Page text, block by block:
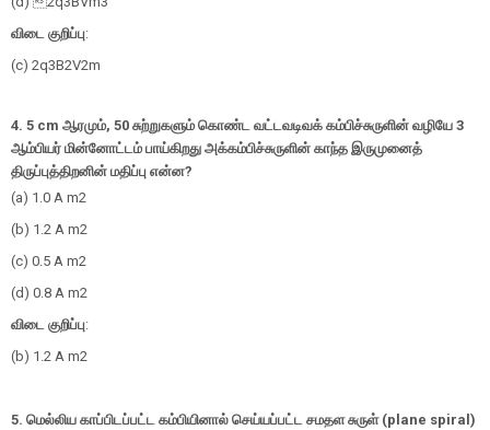
விடை குறிப்பு:
(c) 2q3B2V2m
4. 5 cm ஆரமும், 50 சுற்றுகளும் கொண்ட வட்டவடிவக் கம்பிச்சுருளின் வழியே 3
ஆம்பியர் மின்னோட்டம் பாய்கிறது அக்கம்பிச்சுருளின் காந்த இருமுனைத்
திருப்புத்திறனின் மதிப்பு என்ன?
(a) 1.0 A m2
(b) 1.2 A m2
(c) 0.5 A m2
(d) 0.8 A m2
விடை குறிப்பு:
(b) 1.2 A m2
5. மெல்லிய காப்பிடப்பட்ட கம்பியினால் செய்யப்பட்ட சமதள சுருள் (plane spiral)